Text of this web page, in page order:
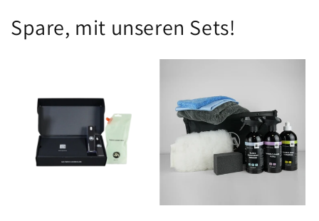
Spare, mit unseren Sets!